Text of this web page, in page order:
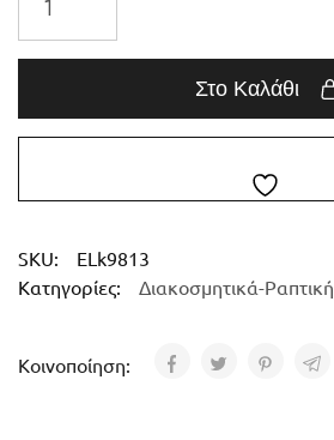
Στο Καλάθι
SKU:
ELk9813
Κατηγορίες:
Διακοσμητικά-Ραπτική
Κοινοποίηση: